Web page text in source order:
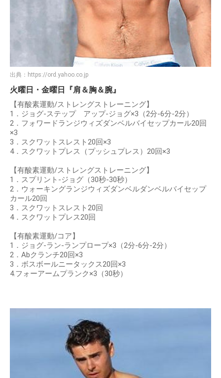
出典： https://ord.yahoo.co.jp
火曜日・金曜日『肩＆胸＆腕』
【有酸素運動/ストレングストレーニング】
1．ジョグ-ステップ アップ-ジョグ×3（2分-6分-2分）
2．フォワードランジウィズダンベルバイセップカール20回
×3
3．スクワットスレスト20回×3
4．スクワットプレス（プッシュプレス）20回×3
【有酸素運動/ストレングストレーニング】
1．スプリント-ジョグ（30秒-30秒）
2．ウォーキングランジウィズダンベルダンベルバイセップ
カール20回
3．スクワットスレスト20回
4．スクワットプレス20回
【有酸素運動/コア】
1．ジョグ-ラン-ランプロープ×3（2分-6分-2分）
2．Abクランチ20回×3
3．ボスボールニータックス20回×3
4.フォーアームプランク×3（30秒）